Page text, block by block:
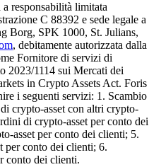
responsabilità limitata
C 88392 e sede legale a
Borg, SPK 1000, St. Julians,
, debitamente autorizzata dalla
Fornitore di servizi di
2023/1114 sui Mercati dei
in Crypto Assets Act. Foris
i seguenti servizi: 1. Scambio
crypto-asset con altri crypto-
di crypto-asset per conto dei
asset per conto dei clienti; 5.
per conto dei clienti; 6.
conto dei clienti.